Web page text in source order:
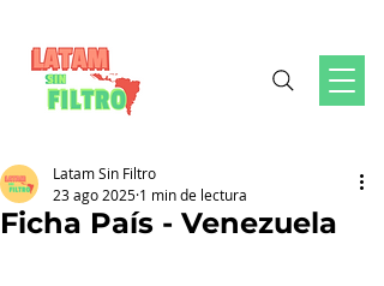
Ficha País - Venezuela
Latam Sin Filtro
23 ago 2025 1 min de lectura